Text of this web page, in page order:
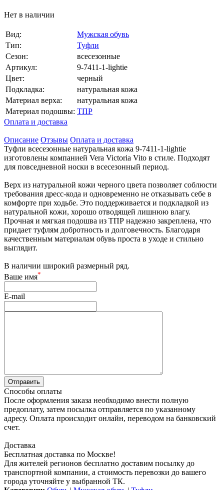
Нет в наличии
Вид:
Мужская обувь
Тип:
Туфли
Сезон:
всесезонные
Артикул:
9-7411-1-lightie
Цвет:
черный
Подкладка:
натуральная кожа
Материал верха:
натуральная кожа
Материал подошвы: ТПР
Оплата и доставка
Описание Отзывы Оплата и доставка
Туфли всесезонные натуральная кожа 9-7411-1-lightie
изготовлены компанией Vera Victoria Vito в стиле. Подходят
для повседневной носки в всесезонный период.
Верх из натуральной кожи черного цвета позволяет соблюсти
требования дресс-кода и одновременно не отказывать себе в
комфорте при ходьбе. Это поддерживается и подкладкой из
натуральной кожи, хорошо отводящей лишнюю влагу.
Прочная и мягкая подошва из ТПР надежно закреплена, что
придает туфлям добротность и долговечность. Благодаря
качественным материалам обувь проста в уходе и стильно
выглядит.
В наличии широкий размерный ряд.
Ваше имя*
E-mail
Способы оплаты
После оформления заказа необходимо внести полную
предоплату, затем посылка отправляется по указанному
адресу. Оплата происходит онлайн, переводом на банковский
счет.
Доставка
Бесплатная доставка по Москве!
Для жителей регионов бесплатно доставим посылку до
транспортной компании, а стоимость перевозки до вашего
города уточняйте у выбранной ТК.